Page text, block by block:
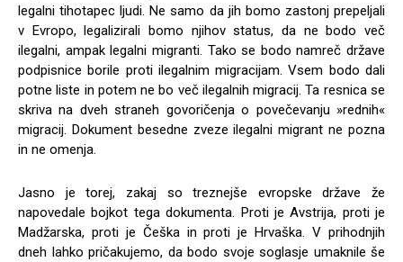
legalni tihotapec ljudi. Ne samo da jih bomo zastonj prepeljali
v Evropo, legalizirali bomo njihov status, da ne bodo več
ilegalni, ampak legalni migranti. Tako se bodo namreč države
podpisnice borile proti ilegalnim migracijam. Vsem bodo dali
potne liste in potem ne bo več ilegalnih migracij. Ta resnica se
skriva na dveh straneh govoričenja o povečevanju »rednih«
migracij. Dokument besedne zveze ilegalni migrant ne pozna
in ne omenja.
Jasno je torej, zakaj so treznejše evropske države že
napovedale bojkot tega dokumenta. Proti je Avstrija, proti je
Madžarska, proti je Češka in proti je Hrvaška. V prihodnjih
dneh lahko pričakujemo, da bodo svoje soglasje umaknile še